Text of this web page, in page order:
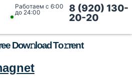
Работаем с 6:00
до 24:00
8 (920) 130-
20-20
Dow𝚗load To𝚛rent